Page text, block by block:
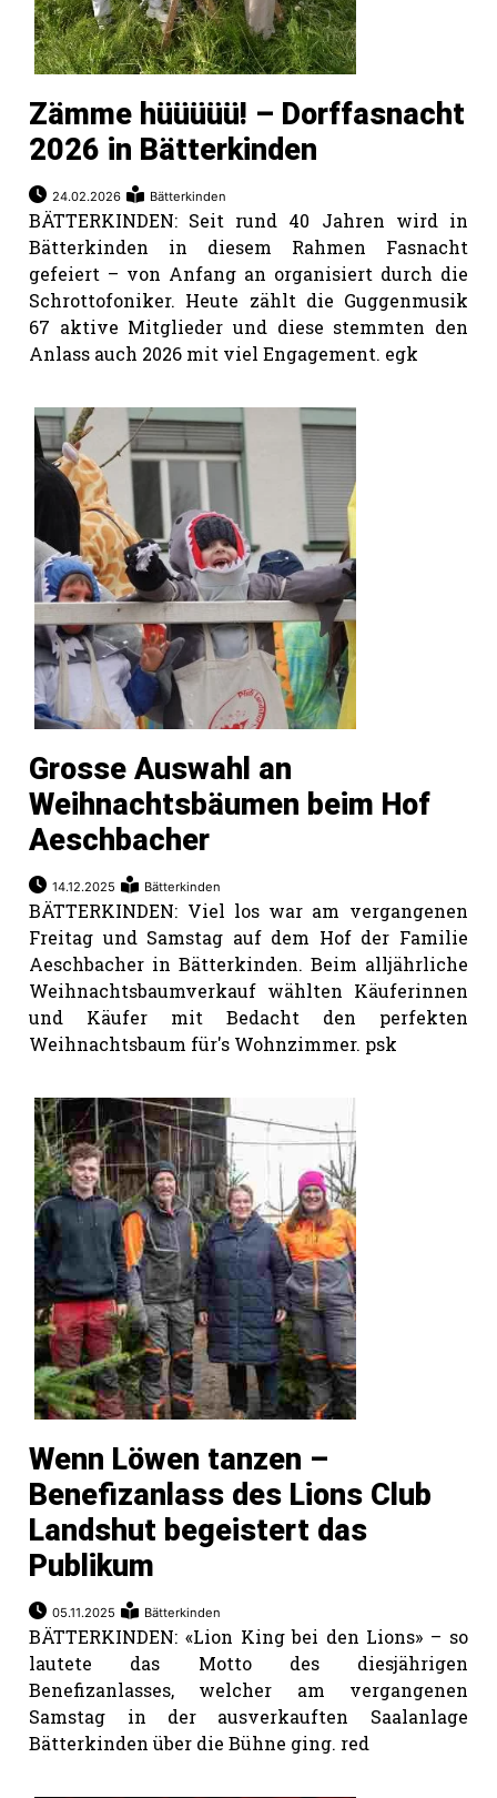
Zämme hüüüüü! – Dorffasnacht
2026 in Bätterkinden
24.02.2026 Bätterkinden
BÄTTERKINDEN: Seit rund 40 Jahren wird in
Bätterkinden in diesem Rahmen Fasnacht
gefeiert – von Anfang an organisiert durch die
Schrottofoniker. Heute zählt die Guggenmusik
67 aktive Mitglieder und diese stemmten den
Anlass auch 2026 mit viel Engagement. egk
Grosse Auswahl an
Weihnachtsbäumen beim Hof
Aeschbacher
14.12.2025 Bätterkinden
BÄTTERKINDEN: Viel los war am vergangenen
Freitag und Samstag auf dem Hof der Familie
Aeschbacher in Bätterkinden. Beim alljährliche
Weihnachtsbaumverkauf wählten Käuferinnen
und Käufer mit Bedacht den perfekten
Weihnachtsbaum für's Wohnzimmer. psk
Wenn Löwen tanzen –
Benefizanlass des Lions Club
Landshut begeistert das
Publikum
05.11.2025 Bätterkinden
BÄTTERKINDEN: «Lion King bei den Lions» – so
lautete das Motto des diesjährigen
Benefizanlasses, welcher am vergangenen
Samstag in der ausverkauften Saalanlage
Bätterkinden über die Bühne ging. red